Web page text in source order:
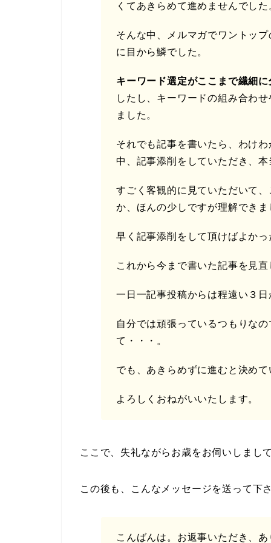
くてあきらめて進めませんでした
そんな中、メルマガでワントッ
に目から鱗でした。
キーワード選定がここまで繊細
したし、キーワードの組み合わ
ました。
それでも記事を書いたら、わけ
中、記事添削をしていただき、
すごく客観的に見ていただいて
か、ほんの少しですが理解できま
早く記事添削をして頂けばよか
これから今まで書いた記事を見
一日一記事投稿からは程遠い３
自分では頑張っているつもりな
て・・・。
でも、あきらめずに進むと決め
よろしくおねがいいたします。
ここで、失礼ながらお歳をお伺いしまし
この後も、こんなメッセージを送って下
こんばんは。お返事いただき、